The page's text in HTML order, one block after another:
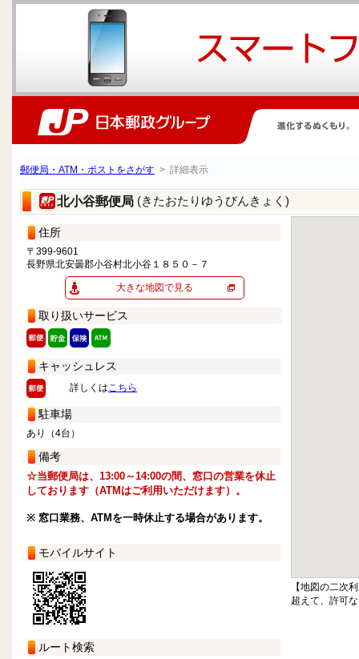
郵便局・ATM・ポストをさがす > 詳細表示
北小谷郵便局 (きたおたりゆうびんきょく)
住所
〒399-9601
長野県北安曇郡小谷村北小谷１８５０－７
大きな地図で見る
取り扱いサービス
キャッシュレス
詳しくはこちら
駐車場
あり（4台）
備考
☆当郵便局は、13:00～14:00の間、窓口の営業を休止
しております（ATMはご利用いただけます）。
※ 窓口業務、ATMを一時休止する場合があります。
モバイルサイト
ルート検索
【地図の二次
超えて、許可